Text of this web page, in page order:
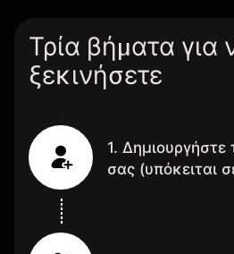
Τρία βήματα για
ξεκινήσετε
1. Δημιουργήστε
σας (υπόκειται